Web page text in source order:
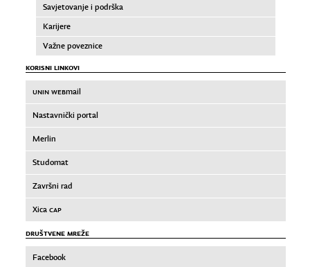
Savjetovanje i podrška
Karijere
Važne poveznice
KORISNI LINKOVI
UNIN WEBmail
Nastavnički portal
Merlin
Studomat
Završni rad
Xica CAP
DRUŠTVENE MREŽE
Facebook